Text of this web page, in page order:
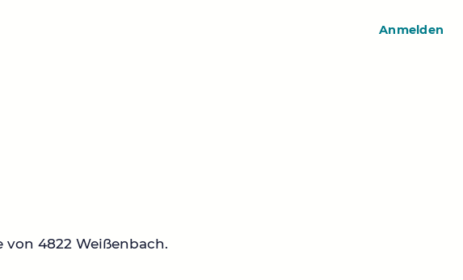
4822 Weißenbach.
Anmelden